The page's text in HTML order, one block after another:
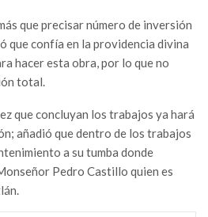
que precisar número de inversión
que confía en la providencia divina
hacer esta obra, por lo que no
total.
que concluyan los trabajos ya hará
añadió que dentro de los trabajos
a su tumba donde
Pedro Castillo quien es